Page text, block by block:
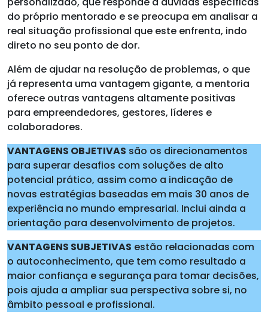
do próprio mentorado e se preocupa em analisar a
real situação profissional que este enfrenta, indo
direto no seu ponto de dor.
Além de ajudar na resolução de problemas, o que
já representa uma vantagem gigante, a mentoria
oferece outras vantagens altamente positivas
para empreendedores, gestores, líderes e
colaboradores.
VANTAGENS OBJETIVAS são os direcionamentos
para superar desafios com soluções de alto
potencial prático, assim como a indicação de
novas estratégias baseadas em mais 30 anos de
experiência no mundo empresarial. Inclui ainda a
orientação para desenvolvimento de projetos.
VANTAGENS SUBJETIVAS estão relacionadas com
o autoconhecimento, que tem como resultado a
maior confiança e segurança para tomar decisões,
pois ajuda a ampliar sua perspectiva sobre si, no
âmbito pessoal e profissional.